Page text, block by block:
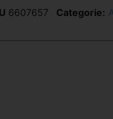
6607657 Categorie: